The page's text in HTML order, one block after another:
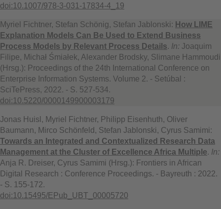
doi:10.1007/978-3-031-17834-4_19
Myriel Fichtner, Stefan Schönig, Stefan Jablonski: How LIME
Explanation Models Can Be Used to Extend Business
Process Models by Relevant Process Details. In: Joaquim
Filipe, Michał Śmiałek, Alexander Brodsky, Slimane Hammoudi
(Hrsg.): Proceedings of the 24th International Conference on
Enterprise Information Systems. Volume 2. - Setúbal :
SciTePress, 2022. - S. 527-534.
doi:10.5220/0000149900003179
Jonas Huisl, Myriel Fichtner, Philipp Eisenhuth, Oliver
Baumann, Mirco Schönfeld, Stefan Jablonski, Cyrus Samimi:
Towards an Integrated and Contextualized Research Data
Management at the Cluster of Excellence Africa Multiple. In:
Anja R. Dreiser, Cyrus Samimi (Hrsg.): Frontiers in African
Digital Research : Conference Proceedings. - Bayreuth : 2022.
- S. 155-172.
doi:10.15495/EPub_UBT_00005720